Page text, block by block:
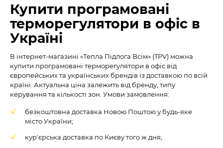
Купити програмовані
терморегулятори в офіс в
Україні
В інтернет-магазині «Тепла Підлога Всім» (TPV) можна
купити програмовані терморегулятори в офіс від
європейських та українських брендів із доставкою по всій
країні. Актуальна ціна залежить від бренду, типу
керування та кількості зон. Умови замовлення:
безкоштовна доставка Новою Поштою у будь-яке
місто України;
кур'єрська доставка по Києву того ж дня;